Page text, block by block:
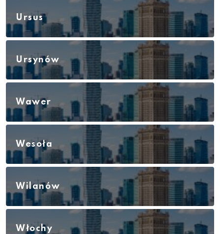
Ursus
Ursynów
Wawer
Wesoła
Wilanów
Włochy